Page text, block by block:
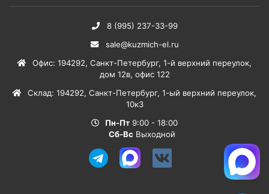
8 (995) 237-33-99
sale@kuzmich-el.ru
Офис: 194292, Санкт-Петербург, 1-й верхний переулок,
дом 12в, офис 122
Склад: 194292, Санкт-Петербург, 1-ый верхний переулок,
10к3
Пн-Пт 9:00 - 18:00
Сб-Вс Выходной